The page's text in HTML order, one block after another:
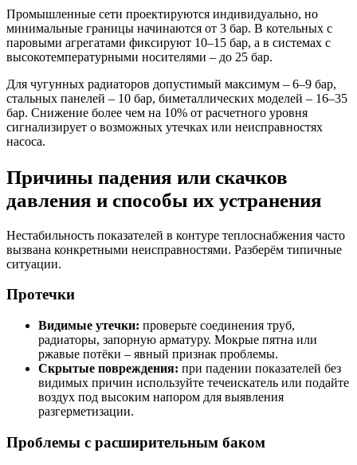
Промышленные сети проектируются индивидуально, но
минимальные границы начинаются от 3 бар. В котельных с
паровыми агрегатами фиксируют 10–15 бар, а в системах с
высокотемпературными носителями – до 25 бар.
Для чугунных радиаторов допустимый максимум – 6–9 бар,
стальных панелей – 10 бар, биметаллических моделей – 16–35
бар. Снижение более чем на 10% от расчетного уровня
сигнализирует о возможных утечках или неисправностях
насоса.
Причины падения или скачков
давления и способы их устранения
Нестабильность показателей в контуре теплоснабжения часто
вызвана конкретными неисправностями. Разберём типичные
ситуации.
Протечки
Видимые утечки: проверьте соединения труб,
радиаторы, запорную арматуру. Мокрые пятна или
ржавые потёки – явный признак проблемы.
Скрытые повреждения: при падении показателей без
видимых причин используйте течеискатель или подайте
воздух под высоким напором для выявления
разгерметизации.
Проблемы с расширительным баком